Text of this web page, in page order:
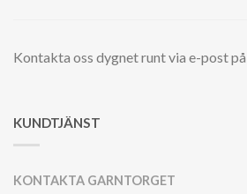
Kontakta oss dygnet runt via e-post
KUNDTJÄNST
KONTAKTA GARNTORGET